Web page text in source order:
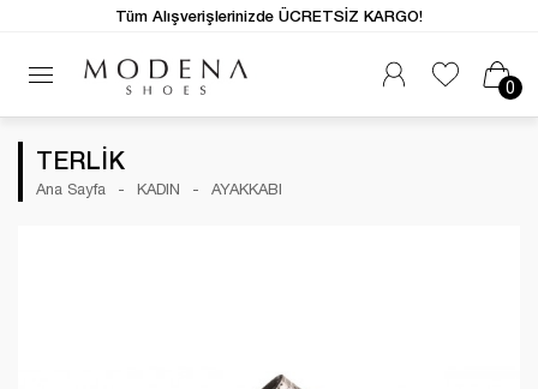
0
Tüm Alışverişlerinizde ÜCRETSİZ KARGO!
TERLİK
Ana Sayfa KADIN AYAKKABI